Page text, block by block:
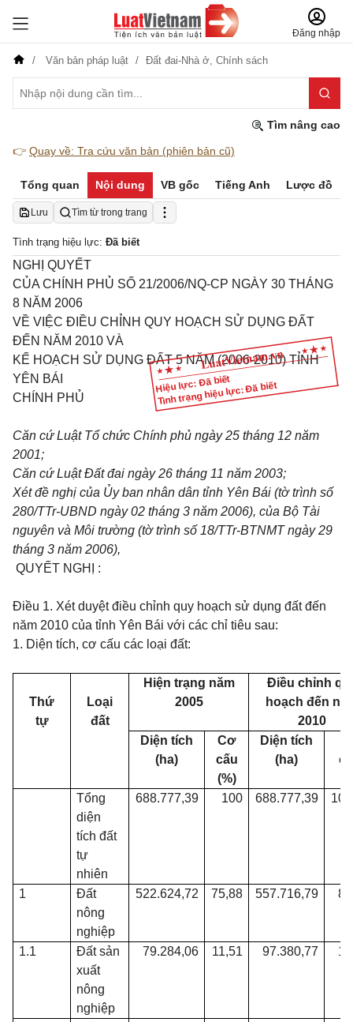
Đăng nhập
Văn bản pháp luật Đất đai-Nhà ở, Chính sách
Tìm nâng cao
👉 Quay về: Tra cứu văn bản (phiên bản cũ)
Tổng quan Nội dung VB gốc Tiếng Anh Lược đồ
Lưu Tìm từ trong trang
Tình trạng hiệu lực: Đã biết
Hiệu lực: Đã biết
Tình trạng hiệu lực: Đã biết
NGHỊ QUYẾT
CỦA CHÍNH PHỦ SỐ 21/2006/NQ-CP NGÀY 30 THÁNG
8 NĂM 2006
VỀ VIỆC ĐIỀU CHỈNH QUY HOẠCH SỬ DỤNG ĐẤT
ĐẾN NĂM 2010 VÀ
KẾ HOẠCH SỬ DỤNG ĐẤT 5 NĂM (2006-2010) TỈNH
YÊN BÁI
CHÍNH PHỦ
Căn cứ Luật Tổ chức Chính phủ ngày 25 tháng 12 năm
2001;
Căn cứ Luật Đất đai ngày 26 tháng 11 năm 2003;
Xét đề nghị của Ủy ban nhân dân tỉnh Yên Bái (tờ trình số
280/TTr-UBND ngày 02 tháng 3 năm 2006), của Bộ Tài
nguyên và Môi trường (tờ trình số 18/TTr-BTNMT ngày 29
tháng 3 năm 2006),
QUYẾT NGHỊ :
Điều 1. Xét duyệt điều chỉnh quy hoạch sử dụng đất đến
năm 2010 của tỉnh Yên Bái với các chỉ tiêu sau:
1. Diện tích, cơ cấu các loại đất:
Thứ
tự
Loại
đất
Hiện trạng năm
2005
Điều chỉnh
hoạch đến
2010
Diện tích
(ha)
Cơ
cấu
(%)
Diện tích
(ha)
Tổng
diện
tích đất
tự
nhiên
688.777,39 100 688.777,39
1
Đất
nông
nghiệp
522.624,72 75,88 557.716,79
1.1
Đất sản
xuất
nông
nghiệp
79.284,06 11,51 97.380,77